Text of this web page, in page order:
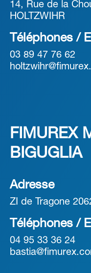
14, Rue de la
HOLTZWIHR
Téléphones /
03 89 47 76 62
FIMUREX
BIGUGLIA
Adresse
ZI de Tragone
Téléphones /
04 95 33 36 24